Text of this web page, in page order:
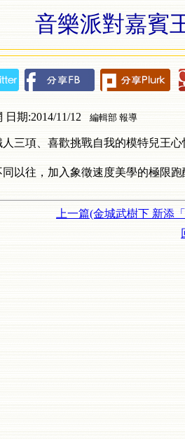
音樂派對嘉賓
日期:2014/11/12 編輯部 報導
人三項、喜歡挑戰自我的模特兒王
以往，加入象徵速度美學的極限
上一篇(金城武樹下 新添